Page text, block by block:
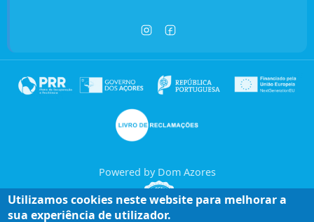
Powered by Dom Azores
Utilizamos cookies neste website para melhorar a
sua experiência de utilizador.